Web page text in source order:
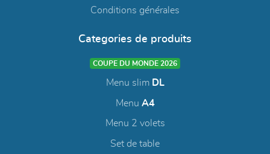
Conditions générales
Categories de produits
COUPE DU MONDE 2026
Menu slim DL
Menu A4
Menu 2 volets
Set de table